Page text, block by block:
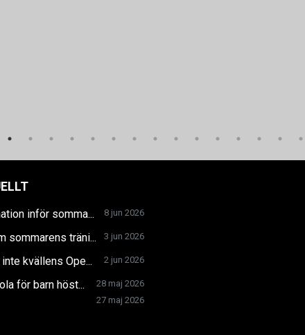
inför somma... 8 jun 2026
sommarens träni... 3 jun 2026
kvällens Ope... 2 jun 2026
28 maj 2026
för barn höst...
27 maj 2026